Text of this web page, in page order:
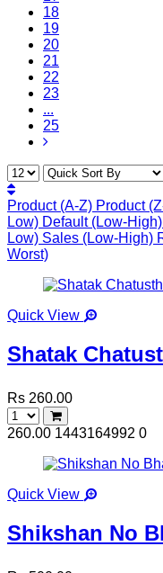
18
19
20
21
22
23
...
25
Product (A-Z) Product
Low) Default (Low-High)
Low) Sales (Low-High)
Worst)
Quick View
Shatak
Rs 260.00
260.00 1443164992 0
Quick View
Shikshan No